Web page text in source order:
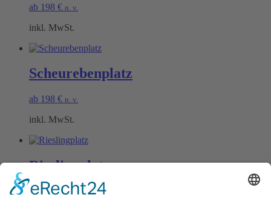
ab 198 € n. v.
inkl. MwSt.
Scheurebenplatz
ab 198 € n. v.
inkl. MwSt.
Rieslingplatz
ab 198€ n. v.